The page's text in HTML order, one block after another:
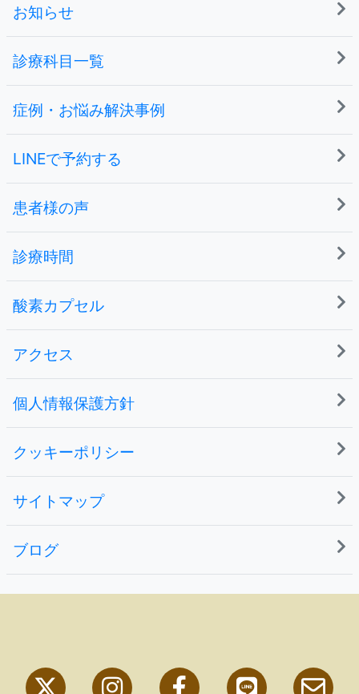
お知らせ
診療科目一覧
症例・お悩み解決事例
LINEで予約する
患者様の声
診療時間
酸素カプセル
アクセス
個人情報保護方針
クッキーポリシー
サイトマップ
ブログ